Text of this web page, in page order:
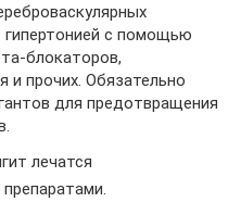
гипертонией с помощью
блокаторов,
и прочих. Обязательно
для предотвращения
лечатся